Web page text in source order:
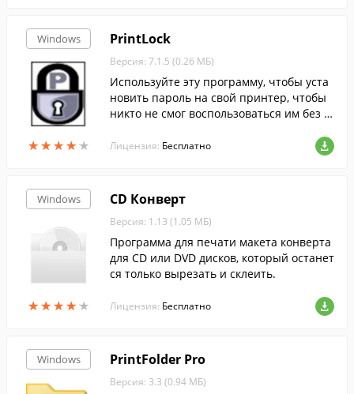
Windows
★★★★★
★★★★★
PrintLock
Версия: 7.1.5 (0.26 МБ)
Используйте эту программу, чтобы уста
новить пароль на свой принтер, чтобы
никто не смог воспользоваться им без в
Лицензия: Бесплатно
Windows
★★★★★
★★★★★
CD Конверт
Версия: 1.13 (1.05 МБ)
Программа для печати макета конверта
для CD или DVD дисков, который останет
ся только вырезать и склеить.
Лицензия: Бесплатно
Windows PrintFolder Pro
Версия: 3.3 (0.94 МБ)